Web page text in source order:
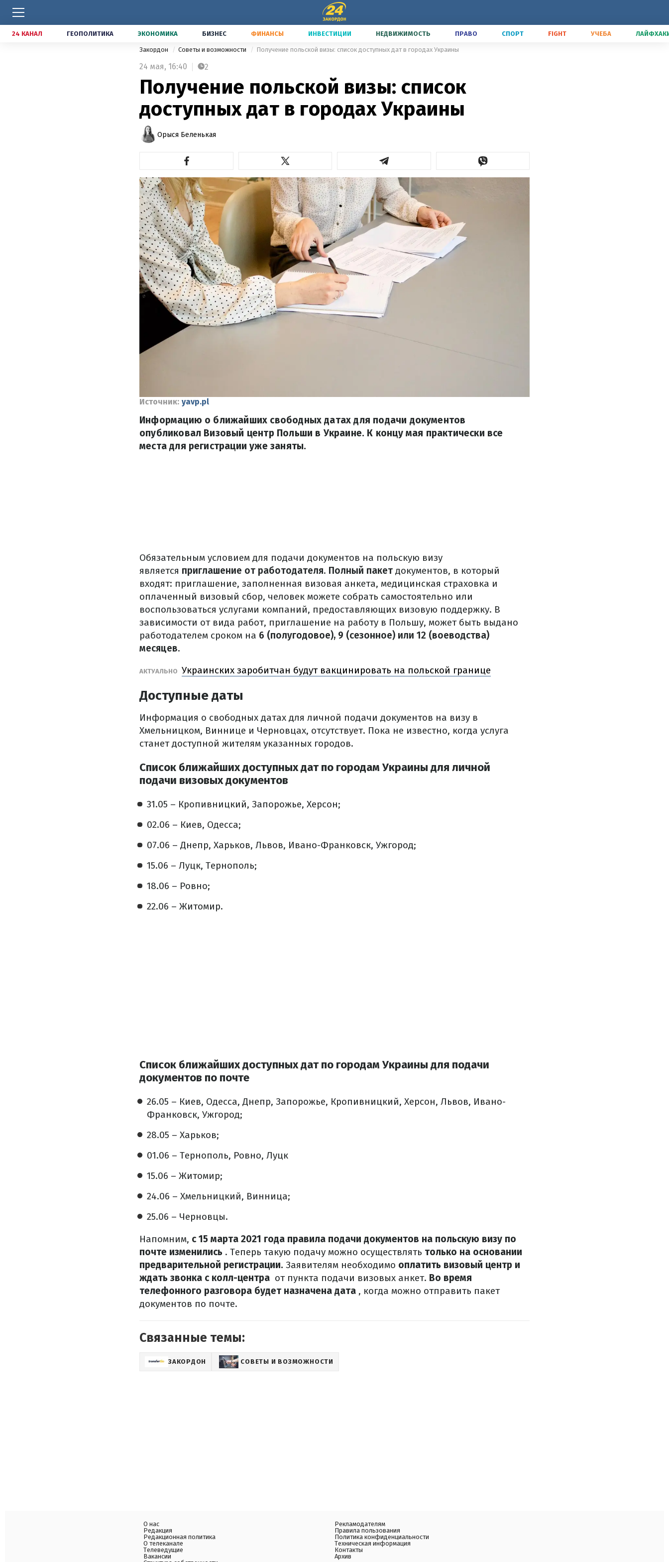
24 КАНАЛ ГЕОПОЛИТИКА ЭКОНОМИКА БИЗНЕС ФИНАНСЫ ИНВЕСТИЦИИ НЕДВИЖИМОСТЬ ПРАВО СПОРТ FIGHT УЧЕБА
Закордон Советы и возможности Получение польской визы: список доступных дат в городах Украины
24 мая, 16:40 2
Получение польской визы: список
доступных дат в городах Украины
Орыся Беленькая
Источник: yavp.pl
Информацию о ближайших свободных датах для подачи документов
опубликовал Визовый центр Польши в Украине. К концу мая практически все
места для регистрации уже заняты.
Обязательным условием для подачи документов на польскую визу
является приглашение от работодателя. Полный пакет документов, в который
входят: приглашение, заполненная визовая анкета, медицинская страховка и
оплаченный визовый сбор, человек можете собрать самостоятельно или
воспользоваться услугами компаний, предоставляющих визовую поддержку. В
зависимости от вида работ, приглашение на работу в Польшу, может быть выдано
работодателем сроком на 6 (полугодовое), 9 (сезонное) или 12 (воеводства)
месяцев.
АКТУАЛЬНО Украинских заробитчан будут вакцинировать на польской границе
Доступные даты
Информация о свободных датах для личной подачи документов на визу в
Хмельницком, Виннице и Черновцах, отсутствует. Пока не известно, когда услуга
станет доступной жителям указанных городов.
Список ближайших доступных дат по городам Украины для личной
подачи визовых документов
31.05 – Кропивницкий, Запорожье, Херсон;
02.06 – Киев, Одесса;
07.06 – Днепр, Харьков, Львов, Ивано-Франковск, Ужгород;
15.06 – Луцк, Тернополь;
18.06 – Ровно;
22.06 – Житомир.
Список ближайших доступных дат по городам Украины для подачи
документов по почте
26.05 – Киев, Одесса, Днепр, Запорожье, Кропивницкий, Херсон, Львов, Ивано-
Франковск, Ужгород;
28.05 – Харьков;
01.06 – Тернополь, Ровно, Луцк
15.06 – Житомир;
24.06 – Хмельницкий, Винница;
25.06 – Черновцы.
Напомним, с 15 марта 2021 года правила подачи документов на польскую визу по
почте изменились . Теперь такую подачу можно осуществлять только на основании
предварительной регистрации. Заявителям необходимо оплатить визовый центр и
ждать звонка с колл-центра от пункта подачи визовых анкет. Во время
телефонного разговора будет назначена дата , когда можно отправить пакет
документов по почте.
Связанные темы:
ЗАКОРДОН СОВЕТЫ И ВОЗМОЖНОСТИ
О нас
Редакция
Редакционная политика
О телеканале
Телеведущие
Вакансии
Рекламодателям
Правила пользования
Политика конфиденциальности
Техническая информация
Контакты
Архив